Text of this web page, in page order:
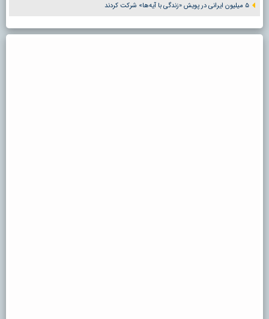
۵ میلیون ایرانی در پویش «زندگی با آیه‌ها» شرکت کردند